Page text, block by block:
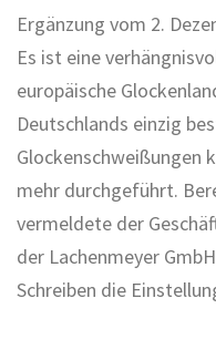
Ergänzung vom 2.
Es ist eine
europäische
Deutschlands einzig
Glockenschweißungen
mehr durchgeführt.
vermeldete der
der Lachenmeyer
Schreiben die